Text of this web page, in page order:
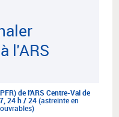
l'ARS
de l’ARS Centre-Val de
24 h / 24(astreinte en